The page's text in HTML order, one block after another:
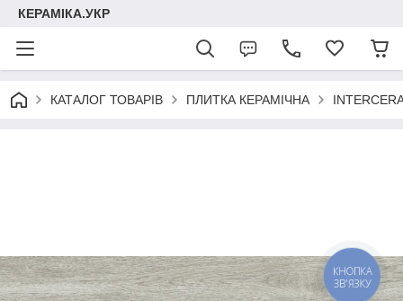
КЕРАМІКА.УКР
КАТАЛОГ ТОВАРІВ ПЛИТКА КЕРАМІЧНА
КНОПКА
ЗВ'ЯЗКУ